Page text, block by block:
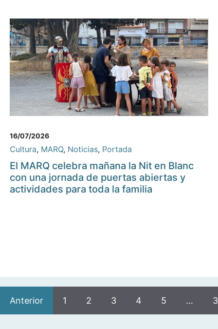
16/07/2026
Cultura, MARQ, Noticias, Portada
El MARQ celebra mañana la Nit en Blanc
con una jornada de puertas abiertas y
actividades para toda la familia
Anterior 1 2 3 4 5 …